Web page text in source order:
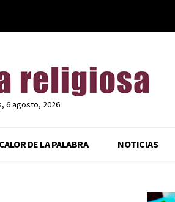
6 agosto, 2026
DE LA PALABRA NOTICIAS